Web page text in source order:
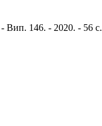
- Вип. 146. - 2020. - 56 с.